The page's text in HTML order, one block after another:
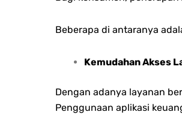
Beberapa di antaranya
Kemudahan Akses
Dengan adanya layanan
Penggunaan aplikasi